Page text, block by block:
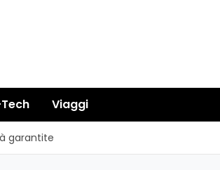
Viaggi
garantite